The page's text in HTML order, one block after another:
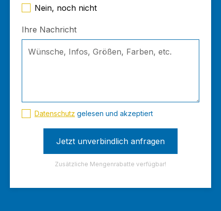
Nein, noch nicht
Ihre Nachricht
Datenschutz gelesen und akzeptiert
Zusätzliche Mengenrabatte verfügbar!